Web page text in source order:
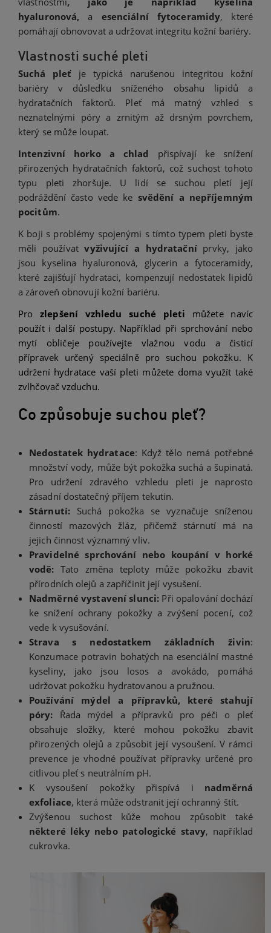
hyaluronová, a esenciální fytoceramidy, které
pomáhají obnovovat a udržovat integritu kožní bariéry.
Vlastnosti suché pleti
Suchá pleť je typická narušenou integritou kožní
bariéry v důsledku sníženého obsahu lipidů a
hydratačních faktorů. Pleť má matný vzhled s
neznatelnými póry a zrnitým až drsným povrchem,
který se může loupat.
Intenzivní horko a chlad přispívají ke snížení
přirozených hydratačních faktorů, což suchost tohoto
typu pleti zhoršuje. U lidí se suchou pletí její
podráždění často vede ke svědění a nepříjemným
pocitům.
K boji s problémy spojenými s tímto typem pleti byste
měli používatvyživující a hydratační prvky, jako
jsou kyselina hyaluronová, glycerin a fytoceramidy,
které zajišťují hydrataci, kompenzují nedostatek lipidů
a zároveň obnovují kožní bariéru.
Prozlepšení vzhledu suché pleti můžete navíc
použít i další postupy. Například při sprchování nebo
mytí obličeje používejte vlažnou vodu a čisticí
přípravek určený speciálně pro suchou pokožku. K
udržení hydratace vaší pleti můžete doma využít také
zvlhčovač vzduchu.
Co způsobuje suchou pleť?
Nedostatek hydratace: Když tělo nemá potřebné
množství vody, může být pokožka suchá a šupinatá.
Pro udržení zdravého vzhledu pleti je naprosto
zásadní dostatečný příjem tekutin.
Stárnutí: Suchá pokožka se vyznačuje sníženou
činností mazových žláz, přičemž stárnutí má na
jejich činnost významný vliv.
Pravidelné sprchování nebo koupání v horké
vodě:Tato změna teploty může pokožku zbavit
přírodních olejů a zapříčinit její vysušení.
Nadměrné vystavení slunci: Při opalování dochází
ke snížení ochrany pokožky a zvýšení pocení, což
vede k vysušování.
Strava s nedostatkem základních živin:
Konzumace potravin bohatých na esenciální mastné
kyseliny, jako jsou losos a avokádo, pomáhá
udržovat pokožku hydratovanou a pružnou.
Používání mýdel a přípravků, které stahují
póry: Řada mýdel a přípravků pro péči o pleť
obsahuje složky, které mohou pokožku zbavit
přirozených olejů a způsobit její vysoušení. V rámci
prevence je vhodné používat přípravky určené pro
citlivou pleť s neutrálním pH.
K vysoušení pokožky přispívá i nadměrná
exfoliace, která může odstranit její ochranný štít.
Zvýšenou suchost kůže mohou způsobit také
některé léky nebo patologické stavy, například
cukrovka.